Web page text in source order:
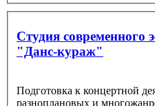
Студия современного
"Данс-кураж"
Подготовка к концертной
разноплановых и